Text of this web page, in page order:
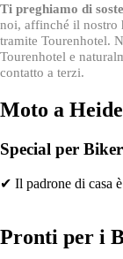
Ti preghiamo di
noi, affinché il nostro
tramite Tourenhotel.
Tourenhotel e
contatto a terzi.
Moto a
Special per Biker
✔ Il padrone di casa
Pronti per i